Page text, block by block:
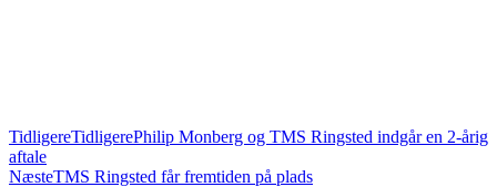
TidligereTidligerePhilip Monberg og TMS Ringsted indgår en 2-årig
aftale
NæsteTMS Ringsted får fremtiden på plads